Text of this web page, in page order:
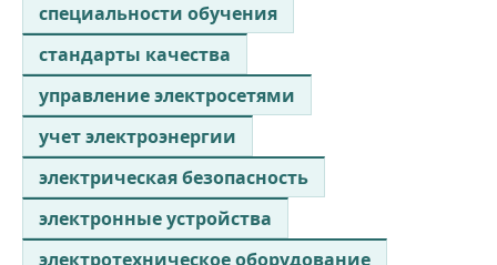
специальности обучения
стандарты качества
управление электросетями
учет электроэнергии
электрическая безопасность
электронные устройства
электротехническое оборудование